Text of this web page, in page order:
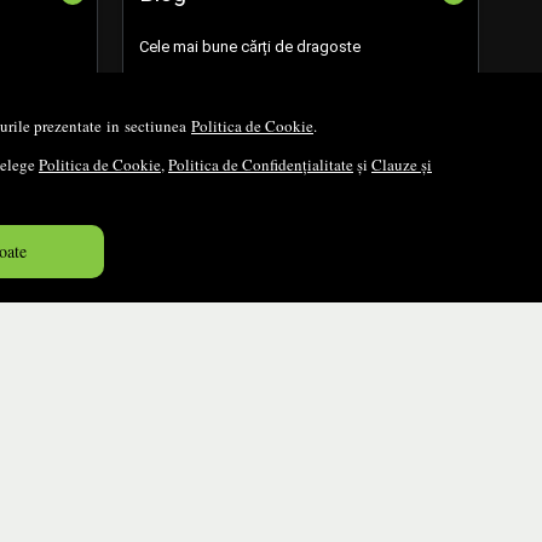
prezentate in sectiunea Politica de Cookie.
Politica de Cookie,Politica de Confidențialitateși Clauze și
Cele mai bune cărți de dragoste